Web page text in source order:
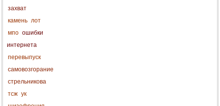
захват
камень лот
мпо ошибки
интернета
перевыпуск
самовозгорание
стрельникова
тсж ук